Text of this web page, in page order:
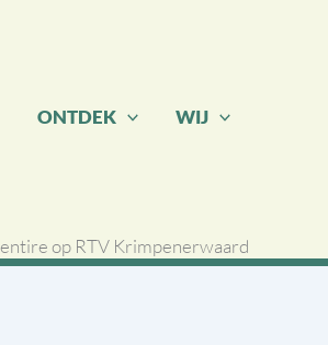
ONTDEK WIJ
op RTV Krimpenerwaard